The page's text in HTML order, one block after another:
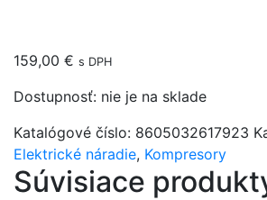
159,00 € s DPH
Dostupnosť: nie je na sklade
Katalógové číslo: 8605032617923
Elektrické náradie, Kompresory
Súvisiace